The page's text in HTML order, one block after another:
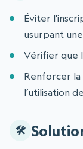
Éviter
usurpant
Vérifier que
Renforcer la
l’utilisation